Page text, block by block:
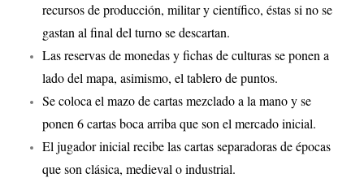
recursos de producción, militar y científico, éstas si no se
gastan al final del turno se descartan.
Las reservas de monedas y fichas de culturas se ponen a
lado del mapa, asimismo, el tablero de puntos.
Se coloca el mazo de cartas mezclado a la mano y se
ponen 6 cartas boca arriba que son el mercado inicial.
El jugador inicial recibe las cartas separadoras de épocas
que son clásica, medieval o industrial.